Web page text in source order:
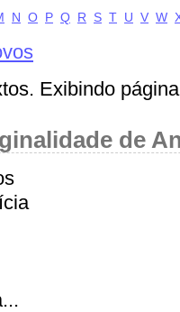
N O P Q R S T U V W
Exibindo
de